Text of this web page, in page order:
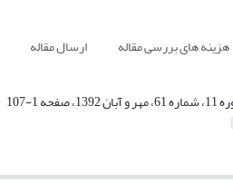
هزینه های بررسی مقاله ارسال مقاله
1392، صفحه 1-107